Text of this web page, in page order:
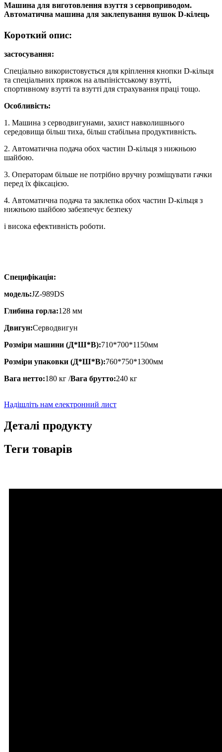
Машина для виготовлення взуття з сервоприводом.
Автоматична машина для заклепування вушок D-кілець
Короткий опис:
застосування:
Спеціально використовується для кріплення кнопки D-кільця
та спеціальних пряжок на альпіністському взутті,
спортивному взутті та взутті для страхування праці тощо.
Особливість:
1. Машина з серводвигунами, захист навколишнього
середовища більш тиха, більш стабільна продуктивність.
2. Автоматична подача обох частин D-кільця з нижньою
шайбою.
3. Операторам більше не потрібно вручну розміщувати гачки
перед їх фіксацією.
4. Автоматична подача та заклепка обох частин D-кільця з
нижньою шайбою забезпечує безпеку
і висока ефективність роботи.
Специфікація:
модель:JZ-989DS
Глибина горла:128 мм
Двигун:Серводвигун
Розміри машини (Д*Ш*В):710*700*1150мм
Розміри упаковки (Д*Ш*В):760*750*1300мм
Вага нетто:180 кг /Вага брутто:240 кг
Надішліть нам електронний лист
Деталі продукту
Теги товарів